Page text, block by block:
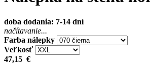
doba dodania: 7-14 dní
načítavanie...
Farba nálepky
Veľkosť
47,15 €